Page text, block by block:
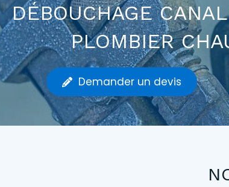
DÉBOUCHAGE
PLOMBIER
Demander un devis